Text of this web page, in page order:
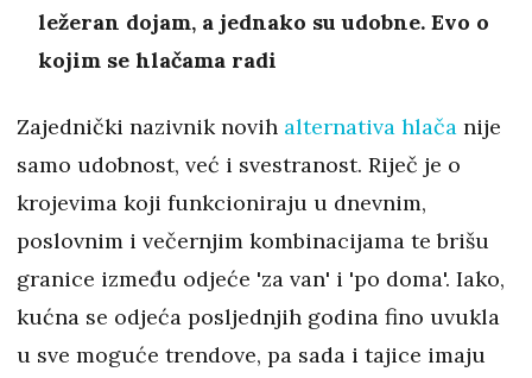
ležeran dojam, a jednako su udobne. Evo o
kojim se hlačama radi
Zajednički nazivnik novih alternativa hlača nije
samo udobnost, već i svestranost. Riječ je o
krojevima koji funkcioniraju u dnevnim,
poslovnim i večernjim kombinacijama te brišu
granice između odjeće 'za van' i 'po doma'. Iako,
kućna se odjeća posljednjih godina fino uvukla
u sve moguće trendove, pa sada i tajice imaju